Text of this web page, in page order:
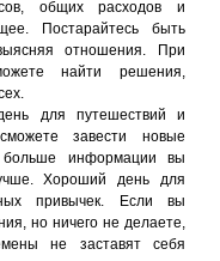
общих расходов и
Постарайтесь быть
отношения. При
найти решения,
для путешествий и
завести новые
больше информации вы
Хороший день для
привычек. Если вы
но ничего не делаете,
не заставят себя